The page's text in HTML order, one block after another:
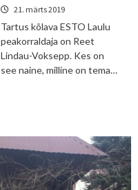
21. märts 2019
Tartus kõlava ESTO Laulu
peakorraldaja on Reet
Lindau-Voksepp. Kes on
see naine, milline on tema…